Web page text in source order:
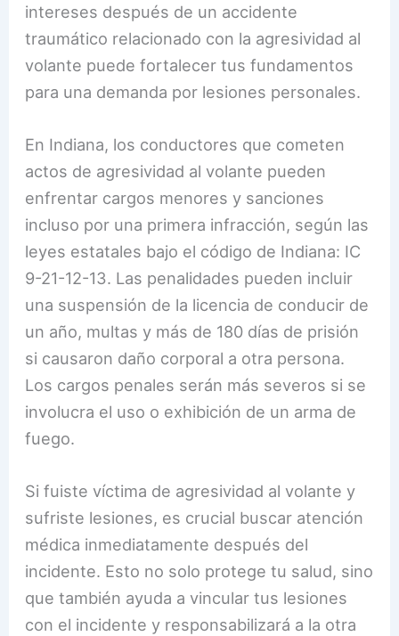
intereses después de un accidente
traumático relacionado con la agresividad al
volante puede fortalecer tus fundamentos
para una demanda por lesiones personales.
En Indiana, los conductores que cometen
actos de agresividad al volante pueden
enfrentar cargos menores y sanciones
incluso por una primera infracción, según las
leyes estatales bajo el código de Indiana: IC
9-21-12-13. Las penalidades pueden incluir
una suspensión de la licencia de conducir de
un año, multas y más de 180 días de prisión
si causaron daño corporal a otra persona.
Los cargos penales serán más severos si se
involucra el uso o exhibición de un arma de
fuego.
Si fuiste víctima de agresividad al volante y
sufriste lesiones, es crucial buscar atención
médica inmediatamente después del
incidente. Esto no solo protege tu salud, sino
que también ayuda a vincular tus lesiones
con el incidente y responsabilizará a la otra